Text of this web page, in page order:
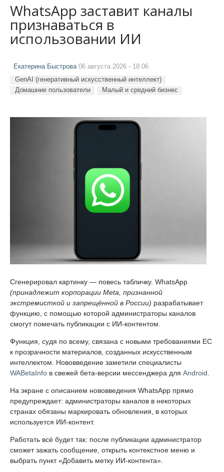
WhatsApp заставит каналы
признаваться в
использовании ИИ
Екатерина Быстрова 06 августа 2026 - 18:06
GenAI (генеративный искусственный интеллект)
Домашние пользователи
Малый и средний бизнес
Сгенерировал картинку — повесь табличку. WhatsApp
(принадлежит корпорации Meta, признанной
экстремисткой и запрещённой в России) разрабатывает
функцию, с помощью которой администраторы каналов
смогут помечать публикации с ИИ-контентом.
Функция, судя по всему, связана с новыми требованиями ЕС
к прозрачности материалов, созданных искусственным
интеллектом. Нововведение заметили специалисты
WABetaInfo в свежей бета-версии мессенджера для Android.
На экране с описанием нововведения WhatsApp прямо
предупреждает: администраторы каналов в некоторых
странах обязаны маркировать обновления, в которых
используется ИИ-контент.
Работать всё будет так: после публикации администратор
сможет зажать сообщение, открыть контекстное меню и
выбрать пункт «Добавить метку ИИ-контента».